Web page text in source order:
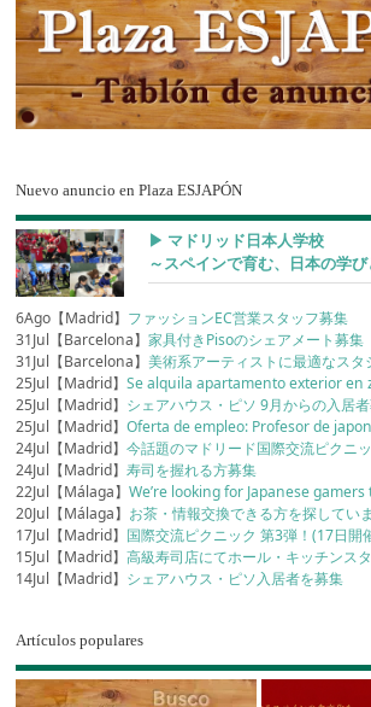
Nuevo anuncio en Plaza ESJAPÓN
▶︎ マドリッド日本人学校
～スペインで育む、日本の学
6Ago【Madrid】 ファッションEC営業スタッフ募集
31Jul【Barcelona】家具付きPisoのシェアメート募集
31Jul【Barcelona】美術系アーティストに最適なスタ
25Jul【Madrid】Se alquila apartamento exterior en
25Jul【Madrid】 シェアハウス・ピソ 9月からの入居
25Jul【Madrid】Oferta de empleo: Profesor de
24Jul【Madrid】今話題のマドリード国際交流ピクニ
24Jul【Madrid】寿司を握れる方募集
22Jul【Málaga】We’re looking for Japanese
20Jul【Málaga】 お茶・情報交換できる方を探してい
17Jul【Madrid】 国際交流ピクニック 第3弾！(17日開
15Jul【Madrid】高級寿司店にてホール・キッチンス
14Jul【Madrid】 シェアハウス・ピソ入居者を募集
Artículos populares